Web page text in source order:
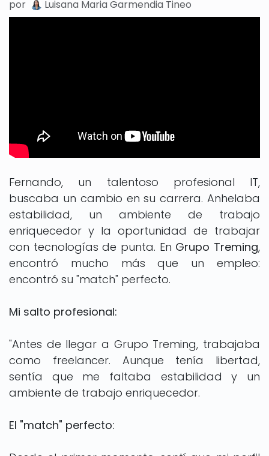
por Luisana Maria Garmendia Tineo
Fernando, un talentoso profesional IT,
buscaba un cambio en su carrera. Anhelaba
estabilidad, un ambiente de trabajo
enriquecedor y la oportunidad de trabajar
con tecnologías de punta. En Grupo Treming,
encontró mucho más que un empleo:
encontró su "match" perfecto.
Mi salto profesional:
"Antes de llegar a Grupo Treming, trabajaba
como freelancer. Aunque tenía libertad,
sentía que me faltaba estabilidad y un
ambiente de trabajo enriquecedor.
El "match" perfecto: